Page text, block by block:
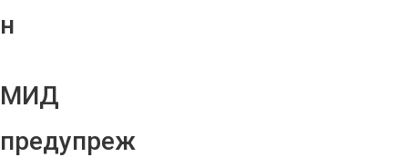
н
МИД
предупреж